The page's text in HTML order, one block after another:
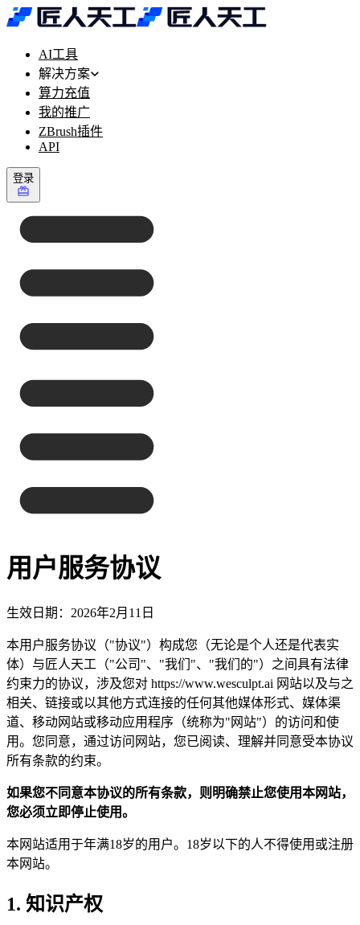
AI工具
解决方案
算力充值
我的推广
ZBrush插件
API
登录
用户服务协议
生效日期：2026年2月11日
本用户服务协议（"协议"）构成您（无论是个人还是代表实
体）与匠人天工（"公司"、"我们"、"我们的"）之间具有法律
约束力的协议，涉及您对 https://www.wesculpt.ai 网站以及与之
相关、链接或以其他方式连接的任何其他媒体形式、媒体渠
道、移动网站或移动应用程序（统称为"网站"）的访问和使
用。您同意，通过访问网站，您已阅读、理解并同意受本协议
所有条款的约束。
如果您不同意本协议的所有条款，则明确禁止您使用本网站，
您必须立即停止使用。
本网站适用于年满18岁的用户。18岁以下的人不得使用或注册
本网站。
1. 知识产权